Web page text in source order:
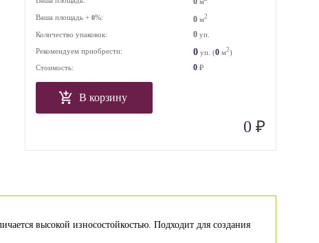
Ваша площадь + 0%: 0 м2
Количество упаковок: 0 уп.
Рекомендуем приобрести:
0 уп. (0 м2)
Стоимость:
0 ₽
В корзину
0 ₽
высокой износостойкостью. Подходит для создания